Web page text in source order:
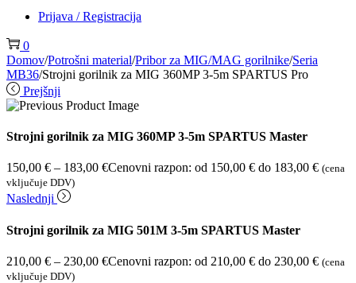
Prijava / Registracija
0
Domov/Potrošni material/Pribor za MIG/MAG gorilnike/Seria
MB36/Strojni gorilnik za MIG 360MP 3-5m SPARTUS Pro
Prejšnji
Strojni gorilnik za MIG 360MP 3-5m SPARTUS Master
150,00 € – 183,00 €Cenovni razpon: od 150,00 € do 183,00 € (cena
vključuje DDV)
Naslednji
Strojni gorilnik za MIG 501M 3-5m SPARTUS Master
210,00 € – 230,00 €Cenovni razpon: od 210,00 € do 230,00 € (cena
vključuje DDV)